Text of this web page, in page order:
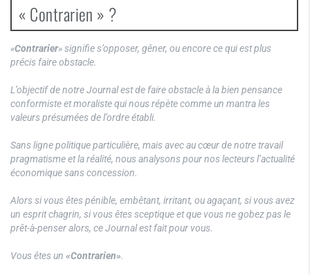
« Contrarien » ?
«Contrarier» signifie s’opposer, gêner, ou encore ce qui est plus
précis faire obstacle.
L’objectif de notre Journal est de faire obstacle à la bien pensance
conformiste et moraliste qui nous répète comme un mantra les
valeurs présumées de l’ordre établi.
Sans ligne politique particulière, mais avec au cœur de notre travail
pragmatisme et la réalité, nous analysons pour nos lecteurs l’actualité
économique sans concession.
Alors si vous êtes pénible, embêtant, irritant, ou agaçant, si vous avez
un esprit chagrin, si vous êtes sceptique et que vous ne gobez pas le
prêt-à-penser alors, ce Journal est fait pour vous.
Vous êtes un «Contrarien».